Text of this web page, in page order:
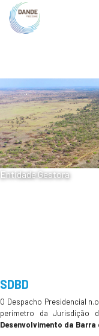
Entidade Gestora
SDBD
O Despacho Presidencial n.o
perímetro da Jurisdição
Desenvolvimento da Barra